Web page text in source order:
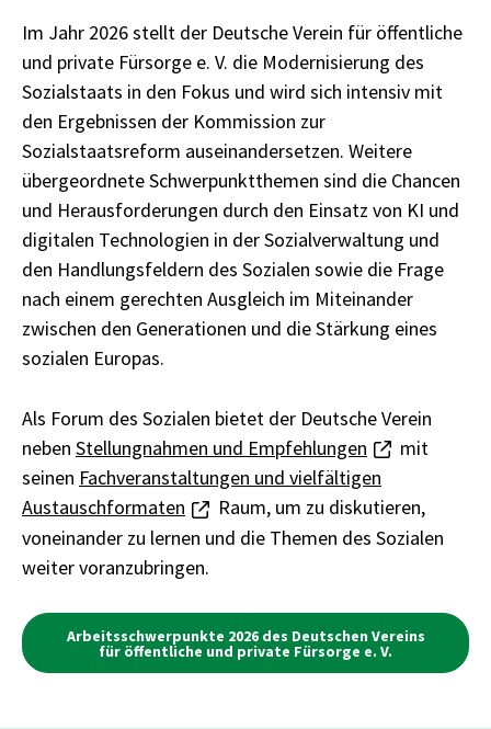
Im Jahr 2026 stellt der Deutsche Verein für öffentliche
und private Fürsorge e. V. die Modernisierung des
Sozialstaats in den Fokus und wird sich intensiv mit
den Ergebnissen der Kommission zur
Sozialstaatsreform auseinandersetzen. Weitere
übergeordnete Schwerpunktthemen sind die Chancen
und Herausforderungen durch den Einsatz von KI und
digitalen Technologien in der Sozialverwaltung und
den Handlungsfeldern des Sozialen sowie die Frage
nach einem gerechten Ausgleich im Miteinander
zwischen den Generationen und die Stärkung eines
sozialen Europas.
Als Forum des Sozialen bietet der Deutsche Verein
neben Stellungnahmen und Empfehlungen
mit
seinen Fachveranstaltungen und vielfältigen
Austauschformaten
Raum, um zu diskutieren,
voneinander zu lernen und die Themen des Sozialen
weiter voranzubringen.
Arbeitsschwerpunkte 2026 des Deutschen Vereins
für öffentliche und private Fürsorge e. V.